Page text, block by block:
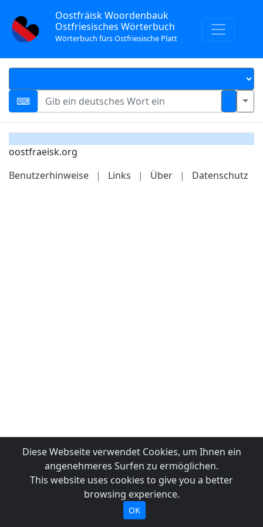
Oostfräisk Woordenbauk
Ostfriesisches Wörterbuch
Wörterbuch fürs Ostfriesische Platt
oostfraeisk.org
Benutzerhinweise
| Links | Über | Datenschutz
Diese Webseite verwendet Cookies, um Ihnen ein
angenehmeres Surfen zu ermöglichen.
This website uses cookies to give you a better
browsing experience.
OK